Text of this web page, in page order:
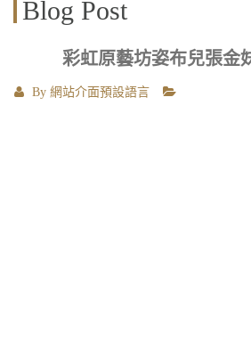
Blog Post
彩虹原藝坊姿布兒張金
By 網站介面預設語言